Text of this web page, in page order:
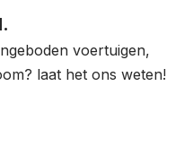
voertuigen,
laat het ons weten!